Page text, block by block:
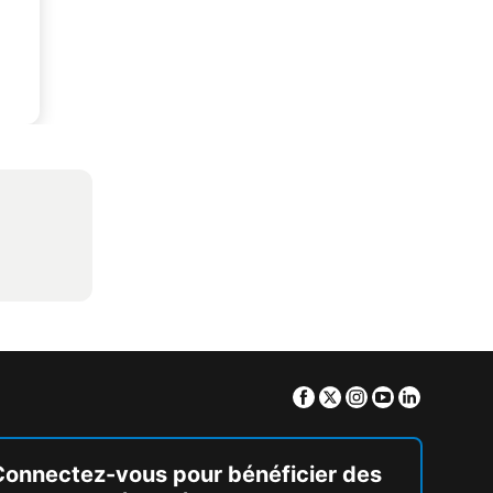
Facebook
TwitterInstagram
Youtube
vous pour bénéficier des